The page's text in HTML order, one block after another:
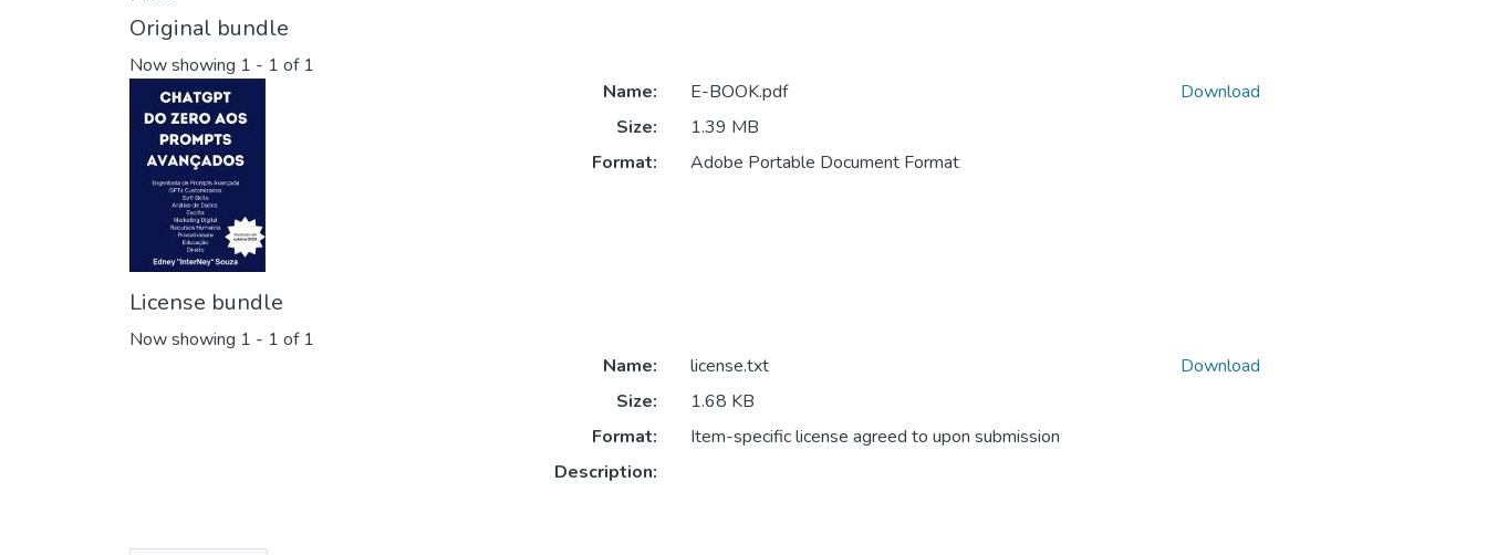
Original bundle
Now showing 1 - 1 of 1
Name:
E-BOOK.pdf
Size:
1.39 MB
Format:
Adobe Portable Document Format
Download
License bundle
Now showing 1 - 1 of 1
Name:
license.txt
Size:
1.68 KB
Format:
Item-specific license agreed to upon submission
Description:
Download